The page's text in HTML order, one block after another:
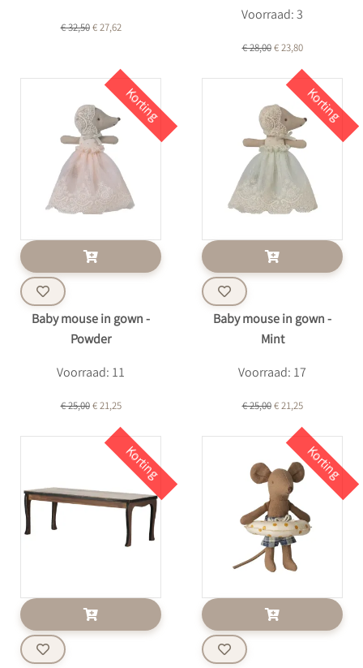
€ 32,50€ 27,62
Voorraad: 3
€ 28,00€ 23,80
Korting
Baby mouse in gown -
Powder
Voorraad: 11
€ 25,00€ 21,25
Korting
Baby mouse in gown -
Mint
Voorraad: 17
€ 25,00€ 21,25
Korting Korting